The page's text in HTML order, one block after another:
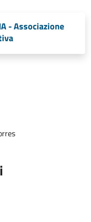
- Associazione